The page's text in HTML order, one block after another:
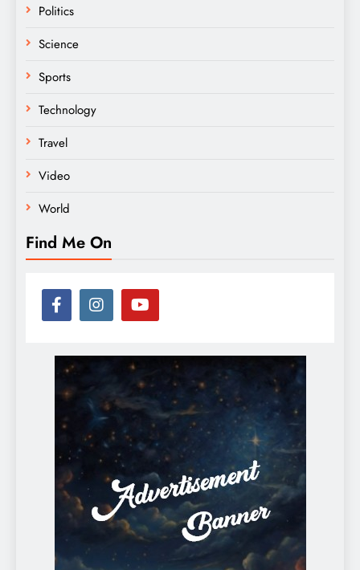
Politics
Science
Sports
Technology
Travel
Video
World
Find Me On